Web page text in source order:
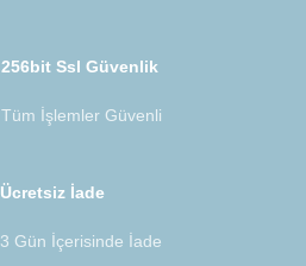
256bit Ssl Güvenlik
Tüm İşlemler Güvenli
Ücretsiz İade
3 Gün İçerisinde İade